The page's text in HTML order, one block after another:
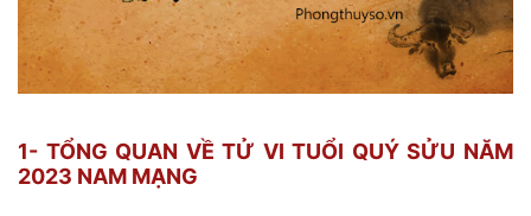
1- TỔNG QUAN VỀ TỬ VI TUỔI QUÝ SỬU NĂM
2023 NAM MẠNG